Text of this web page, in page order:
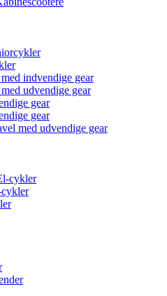
indvendige gear
udvendige gear
gear
gear
med udvendige gear
cykler